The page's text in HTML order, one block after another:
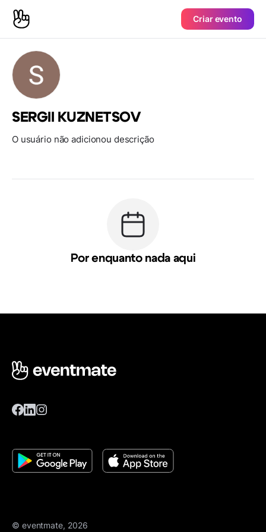
Criar evento
SERGII KUZNETSOV
O usuário não adicionou descrição
Por enquanto nada aqui
© eventmate, 2026